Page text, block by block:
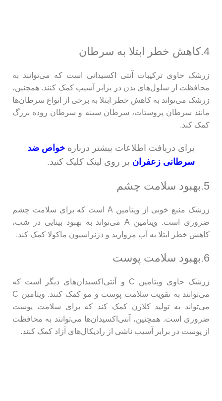
4.کاهش خطر ابتلا به سرطان
زرشک حاوی ترکیبات آنتی‌ اکسیدانی است که می‌توانند به
محافظت از سلول‌های بدن در برابر آسیب کمک کنند. همچنین،
زرشک می‌تواند به کاهش خطر ابتلا به برخی از انواع سرطان‌ها
مانند سرطان پروستات، سرطان سینه و سرطان روده بزرگ
کمک کند.
برای دریافت اطلاعات بیشتر درباره خواص ضد
سرطانی زعفران بر روی لینک کلیک کنید.
5.بهبود سلامت چشم
زرشک منبع خوبی از ویتامین A است که برای سلامت چشم
ضروری است. ویتامین A می‌تواند به بهبود بینایی در شب،
کاهش خطر ابتلا به آب مروارید و دژنراسیون ماکولا کمک کند.
6.بهبود سلامت پوست
زرشک حاوی ویتامین C و آنتی‌اکسیدان‌های دیگر است که
می‌توانند به تقویت سلامت پوست و مو کمک کنند. ویتامین C
می‌تواند به تولید کلاژن کمک کند که برای سلامت پوست
ضروری است. همچنین، آنتی‌اکسیدان‌ها می‌توانند به محافظت
از پوست در برابر آسیب ناشی از رادیکال‌های آزاد کمک کنند.